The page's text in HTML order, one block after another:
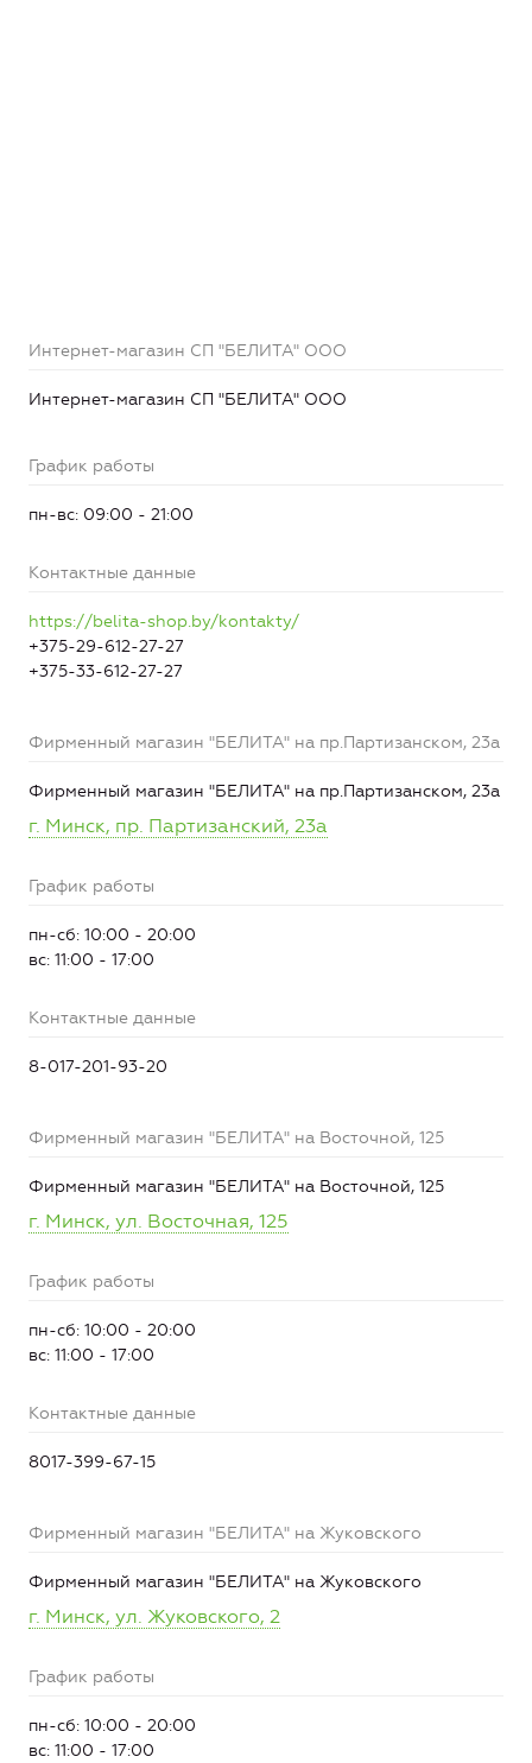
Интернет-магазин СП "БЕЛИТА" ООО
Интернет-магазин СП "БЕЛИТА" ООО
График работы
пн-вс: 09:00 - 21:00
Контактные данные
https://belita-shop.by/kontakty/
+375-29-612-27-27
+375-33-612-27-27
Фирменный магазин "БЕЛИТА" на пр.Партизанском, 23а
Фирменный магазин "БЕЛИТА" на пр.Партизанском, 23а
г. Минск, пр. Партизанский, 23а
График работы
пн-сб: 10:00 - 20:00
вс: 11:00 - 17:00
Контактные данные
8-017-201-93-20
Фирменный магазин "БЕЛИТА" на Восточной, 125
Фирменный магазин "БЕЛИТА" на Восточной, 125
г. Минск, ул. Восточная, 125
График работы
пн-сб: 10:00 - 20:00
вс: 11:00 - 17:00
Контактные данные
8017-399-67-15
Фирменный магазин "БЕЛИТА" на Жуковского
Фирменный магазин "БЕЛИТА" на Жуковского
г. Минск, ул. Жуковского, 2
График работы
пн-сб: 10:00 - 20:00
вс: 11:00 - 17:00